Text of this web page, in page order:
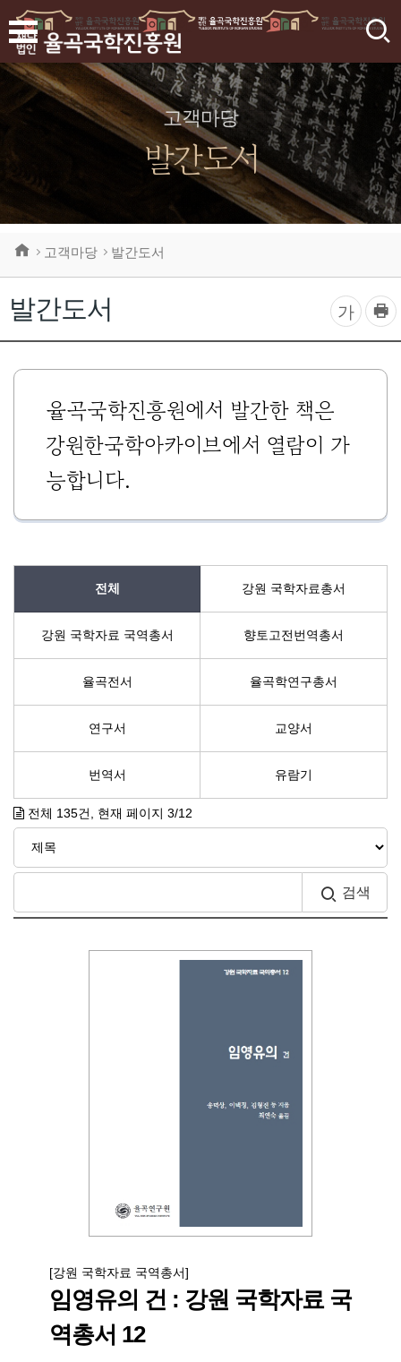
검
고객마당
발간도서
발간도서
고객마당 발간도서
글
자
크
조
가
프
린
트
기
율곡국학진흥원에서 발간한 책은
강원한국학아카이브에서 열람이 가
능합니다.
전체 강원 국학자료총서
강원 국학자료 국역총서 향토고전번역총서
율곡전서 율곡학연구총서
연구서 교양서
번역서 유람기
전체 135건, 현재 페이지 3/12
검색
[강원 국학자료 국역총서]
임영유의 건 : 강원 국학자료 국
역총서 12